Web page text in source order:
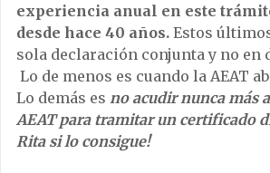
experiencia anual en este
desde hace 40 años. Estos
sola declaración conjunta y no en
Lo de menos es cuando la AEAT
Lo demás es no acudir nunca más
AEAT para tramitar un certificado
Rita si lo consigue!